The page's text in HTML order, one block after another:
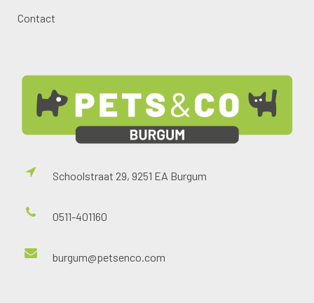
Contact
Schoolstraat 29, 9251 EA Burgum
0511-401160
burgum@petsenco.com